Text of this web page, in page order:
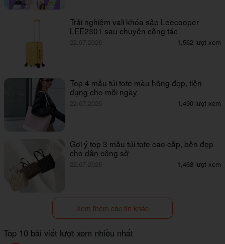
Trải nghiệm vali khóa sập Leecooper
LEE2301 sau chuyến công tác
22.07.2026 1,562 lượt xem
Top 4 mẫu túi tote màu hồng đẹp, tiện
dụng cho mỗi ngày
22.07.2026 1,490 lượt xem
Gợi ý top 3 mẫu túi tote cao cấp, bền đẹp
cho dân công sở
22.07.2026 1,468 lượt xem
Xem thêm các tin khác
Top 10 bài viết lượt xem nhiều nhất